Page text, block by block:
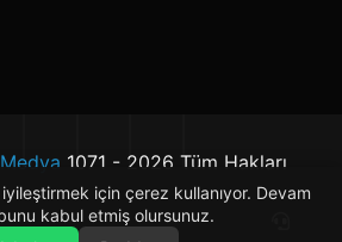
1071 - 2026 Tüm Hakları
için çerez kullanıyor. Devam
kabul etmiş olursunuz.